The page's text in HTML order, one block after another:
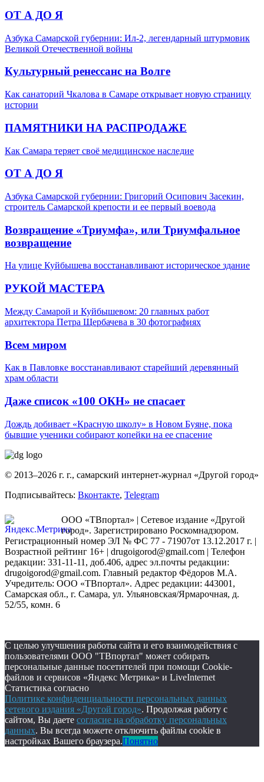
ОТ А ДО Я
Азбука Самарской губернии: Ил-2, легендарный штурмовик
Великой Отечественной войны
Культурный ренессанс на Волге
Как санаторий Чкалова в Самаре открывает новую страницу
истории
ПАМЯТНИКИ НА РАСПРОДАЖЕ
Как Самара теряет своё медицинское наследие
ОТ А ДО Я
Азбука Самарской губернии: Григорий Осипович Засекин,
строитель Самарской крепости и ее первый воевода
Возвращение «Триумфа», или Триумфальное
возвращение
На улице Куйбышева восстанавливают историческое здание
РУКОЙ МАСТЕРА
Между Самарой и Куйбышевом: 20 главных работ
архитектора Петра Щербачева в 30 фотографиях
Всем миром
Как в Павловке восстанавливают старейший деревянный
храм области
Даже список «100 ОКН» не спасает
Дождь добивает «Красную школу» в Новом Буяне, пока
бывшие ученики собирают копейки на ее спасение
© 2013–2026 г. г., самарский интернет-журнал «Другой город»
Подписывайтесь: Вконтакте, Telegram
ООО «ТВпортал» | Сетевое издание «Другой
город». Зарегистрировано Роскомнадзором.
Регистрационный номер ЭЛ № ФС 77 - 71907от 13.12.2017 г. |
Возрастной рейтинг 16+ | drugoigorod@gmail.com | Телефон
редакции: 331-11-11, доб.406, адрес эл.почты редакции:
drugoigorod@gmail.com. Главный редактор Фёдоров М.А.
Учредитель: ООО «ТВпортал». Адрес редакции: 443001,
Самарская обл., г. Самара, ул. Ульяновская/Ярмарочная, д.
52/55, комн. 6
С целью улучшения работы сайта и его взаимодействия с
пользователями ООО "ТВпортал" может собирать
персональные данные посетителей при помощи Cookie-
файлов и сервисов «Яндекс Метрика» и LiveInternet
Статистика согласно
Политике конфиденциальности персональных данных
сетевого издания «Другой город». Продолжая работу с
сайтом, Вы даете согласие на обработку персональных
данных. Вы всегда можете отключить файлы cookie в
настройках Вашего браузера.Понятно